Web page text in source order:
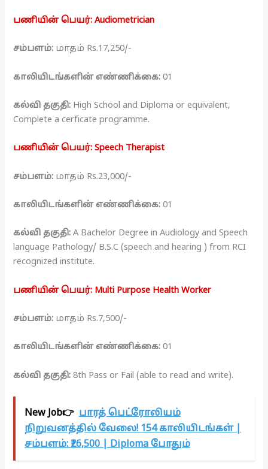
பணியின் பெயர்: Audiometrician
சம்பளம்: மாதம் Rs.17,250/-
காலியிடங்களின் எண்ணிக்கை: 01
கல்வி தகுதி: High School and Diploma or equivalent,
Complete a cerficate programme.
பணியின் பெயர்: Speech Therapist
சம்பளம்: மாதம் Rs.23,000/-
காலியிடங்களின் எண்ணிக்கை: 01
கல்வி தகுதி: A Bachelor Degree in Audiology and Speech
language Pathology/ B.S.C (speech and hearing ) from RCI
recognized institute.
பணியின் பெயர்: Multi Purpose Health Worker
சம்பளம்: மாதம் Rs.7,500/-
காலியிடங்களின் எண்ணிக்கை: 01
கல்வி தகுதி: 8th Pass or Fail (able to read and write).
New Job👉 பாரத் பெட்ரோலியம்
நிறுவனத்தில் வேலை! 154 காலியிடங்கள் |
சம்பளம்: ₹26,500 | Diploma போதும்